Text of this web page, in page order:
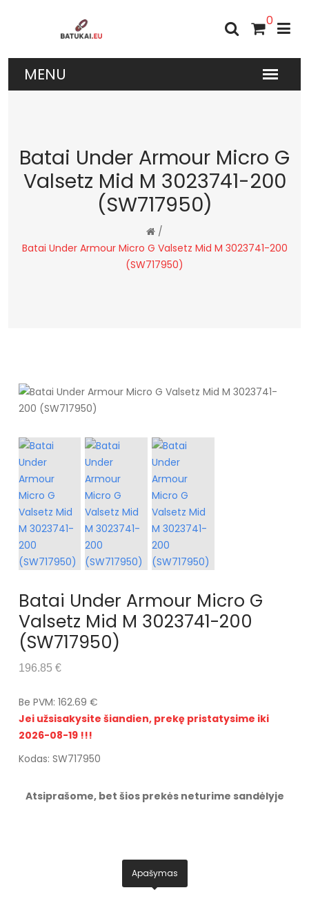
0
Batai Under Armour Micro G
Valsetz Mid M 3023741-200
(SW717950)
/
Batai Under Armour Micro G Valsetz Mid M 3023741-200
(SW717950)
Batai Under Armour Micro G
Valsetz Mid M 3023741-200
(SW717950)
196.85 €
Be PVM: 162.69 €
Jei užsisakysite šiandien, prekę pristatysime iki
2026-08-19 !!!
Kodas: SW717950
Atsiprašome, bet šios prekės neturime sandėlyje
Apašymas